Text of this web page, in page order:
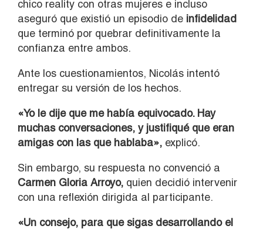
chico reality con otras mujeres e incluso
aseguró que existió un episodio de infidelidad
que terminó por quebrar definitivamente la
confianza entre ambos.
Ante los cuestionamientos, Nicolás intentó
entregar su versión de los hechos.
«Yo le dije que me había equivocado. Hay
muchas conversaciones, y justifiqué que eran
amigas con las que hablaba», explicó.
Sin embargo, su respuesta no convenció a
Carmen Gloria Arroyo, quien decidió intervenir
con una reflexión dirigida al participante.
«Un consejo, para que sigas desarrollando el